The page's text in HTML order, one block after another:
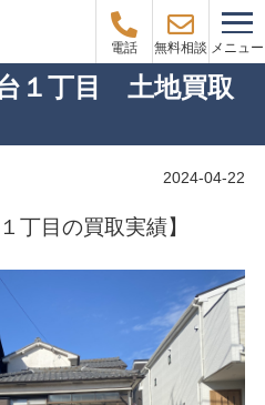
電話 無料相談 メニュー
１丁目 土地買取
2024-04-22
丁目の買取実績】